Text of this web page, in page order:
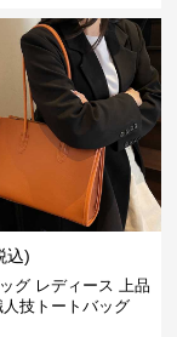
込)
グ レディース 上品
技トートバッグ